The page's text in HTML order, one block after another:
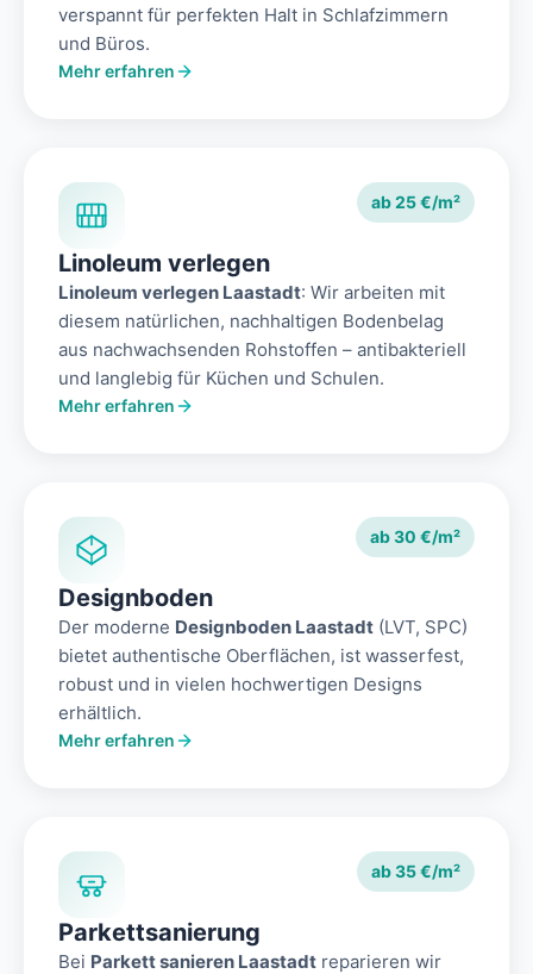
verspannt für perfekten Halt in Schlafzimmern
und Büros.
Mehr erfahren
ab 25 €/m²
Linoleum verlegen
Linoleum verlegen Laastadt: Wir arbeiten mit
diesem natürlichen, nachhaltigen Bodenbelag
aus nachwachsenden Rohstoffen – antibakteriell
und langlebig für Küchen und Schulen.
Mehr erfahren
ab 30 €/m²
Designboden
Der moderne Designboden Laastadt (LVT, SPC)
bietet authentische Oberflächen, ist wasserfest,
robust und in vielen hochwertigen Designs
erhältlich.
Mehr erfahren
ab 35 €/m²
Parkettsanierung
Bei Parkett sanieren Laastadt reparieren wir